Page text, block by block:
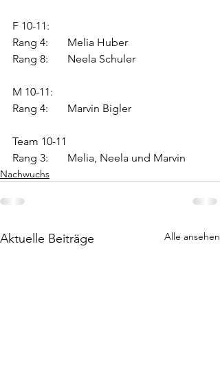
F 10-11:
Rang 4: 	Melia Huber
Rang 8: 	Neela Schuler
M 10-11:
Rang 4: 	Marvin Bigler
Team 10-11
Rang 3: 	Melia, Neela und Marvin
Nachwuchs
Aktuelle Beiträge Alle ansehen